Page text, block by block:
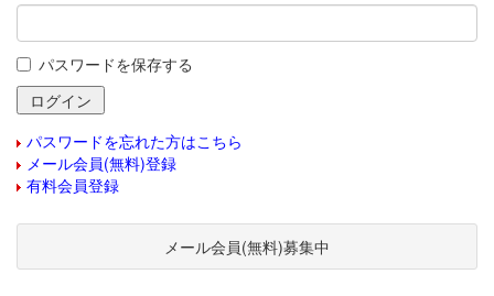
パスワードを保存する
パスワードを忘れた方はこちら
メール会員(無料)登録
有料会員登録
メール会員(無料)募集中